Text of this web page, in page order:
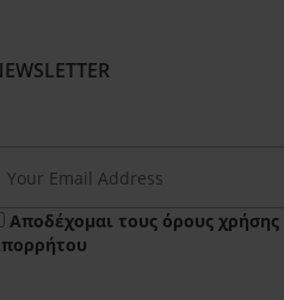
Αποδέχομαι τους όρους χρήσης